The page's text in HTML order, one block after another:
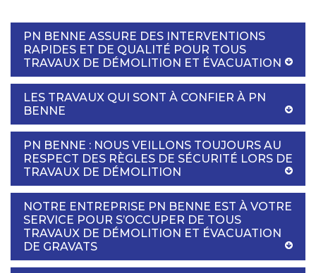
PN BENNE ASSURE DES INTERVENTIONS
RAPIDES ET DE QUALITÉ POUR TOUS
TRAVAUX DE DÉMOLITION ET ÉVACUATION
LES TRAVAUX QUI SONT À CONFIER À PN
BENNE
PN BENNE : NOUS VEILLONS TOUJOURS AU
RESPECT DES RÈGLES DE SÉCURITÉ LORS DE
TRAVAUX DE DÉMOLITION
NOTRE ENTREPRISE PN BENNE EST À VOTRE
SERVICE POUR S’OCCUPER DE TOUS
TRAVAUX DE DÉMOLITION ET ÉVACUATION
DE GRAVATS